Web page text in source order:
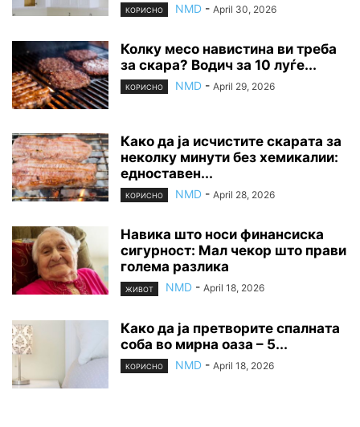
КОРИСНО NMD - April 30, 2026
Колку месо навистина ви треба
за скара? Водич за 10 луѓе...
КОРИСНО NMD - April 29, 2026
Како да ја исчистите скарата за
неколку минути без хемикалии:
едноставен...
КОРИСНО NMD - April 28, 2026
Навика што носи финансиска
сигурност: Мал чекор што прави
голема разлика
ЖИВОТ NMD - April 18, 2026
Како да ја претворите спалната
соба во мирна оаза – 5...
КОРИСНО NMD - April 18, 2026